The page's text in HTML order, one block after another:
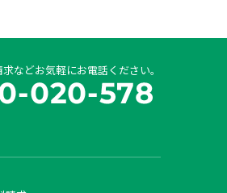
などお気軽にお電話ください。